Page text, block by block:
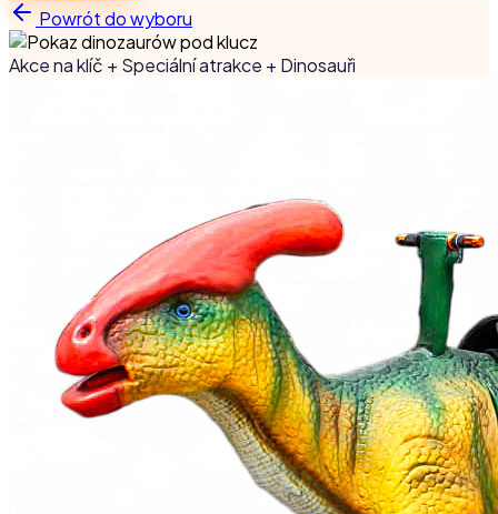
Powrót do wyboru
Akce na klíč + Speciální atrakce + Dinosauři